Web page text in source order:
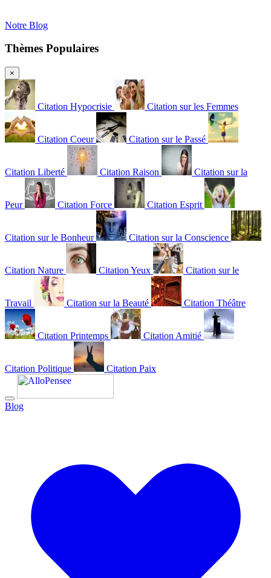
Notre Blog
Thèmes Populaires
×
Citation Hypocrisie Citation sur les Femmes
Citation Coeur Citation sur le Passé
Citation Liberté Citation Raison Citation sur la
Peur Citation Force Citation Esprit
Citation sur le Bonheur Citation sur la Conscience
Citation Nature Citation Yeux Citation sur le
Travail Citation sur la Beauté Citation Théâtre
Citation Printemps Citation Amitié
Citation Politique Citation Paix
Blog